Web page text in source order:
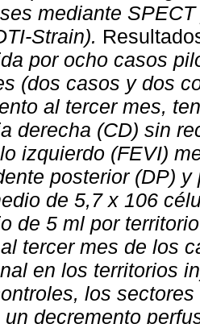
mediante
Strain).
por ocho casos
(dos casos y dos
al tercer mes,
derecha (CD) sin
izquierdo (FEVI)
posterior (DP)
de 5,7 x 106
de 5 ml por
tercer mes de los
en los territorios
los
un decremento